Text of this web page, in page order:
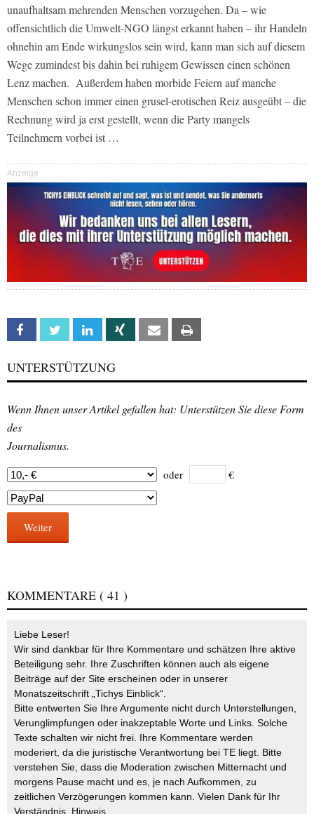
unaufhaltsam mehrenden Menschen vorzugehen. Da – wie
offensichtlich die Umwelt-NGO längst erkannt haben – ihr Handeln
ohnehin am Ende wirkungslos sein wird, kann man sich auf diesem
Wege zumindest bis dahin bei ruhigem Gewissen einen schönen
Lenz machen. Außerdem haben morbide Feiern auf manche
Menschen schon immer einen grusel-erotischen Reiz ausgeübt – die
Rechnung wird ja erst gestellt, wenn die Party mangels
Teilnehmern vorbei ist …
Anzeige
Facebook Twitter Linkedin Xing Email
UNTERSTÜTZUNG
Wenn Ihnen unser Artikel gefallen hat: Unterstützen Sie diese Form
des
Journalismus.
oder €
Weiter
KOMMENTARE ( 41 )
Liebe Leser!
Wir sind dankbar für Ihre Kommentare und schätzen Ihre aktive
Beteiligung sehr. Ihre Zuschriften können auch als eigene
Beiträge auf der Site erscheinen oder in unserer
Monatszeitschrift „Tichys Einblick“.
Bitte entwerten Sie Ihre Argumente nicht durch Unterstellungen,
Verunglimpfungen oder inakzeptable Worte und Links. Solche
Texte schalten wir nicht frei. Ihre Kommentare werden
moderiert, da die juristische Verantwortung bei TE liegt. Bitte
verstehen Sie, dass die Moderation zwischen Mitternacht und
morgens Pause macht und es, je nach Aufkommen, zu
zeitlichen Verzögerungen kommen kann. Vielen Dank für Ihr
Verständnis. Hinweis